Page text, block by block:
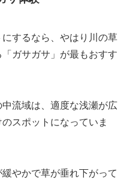
するなら、やはり川の草
ガサガサ」が最もおすす
流域は、適度な浅瀬が広
スポットになっていま
やかで草が垂れ下がって